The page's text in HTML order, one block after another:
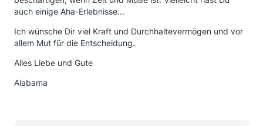
auch einige Aha-Erlebnisse...
Ich wünsche Dir viel Kraft und Durchhaltevermögen und vor
allem Mut für die Entscheidung.
Alles Liebe und Gute
Alabama